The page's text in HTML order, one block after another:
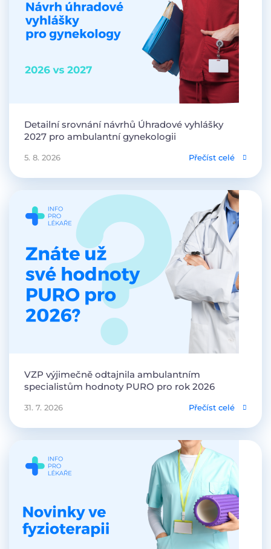
Detailní srovnání návrhů Úhradové vyhlášky
2027 pro ambulantní gynekologii
5. 8. 2026 Přečíst celé
VZP výjimečně odtajnila ambulantním
specialistům hodnoty PURO pro rok 2026
31. 7. 2026 Přečíst celé